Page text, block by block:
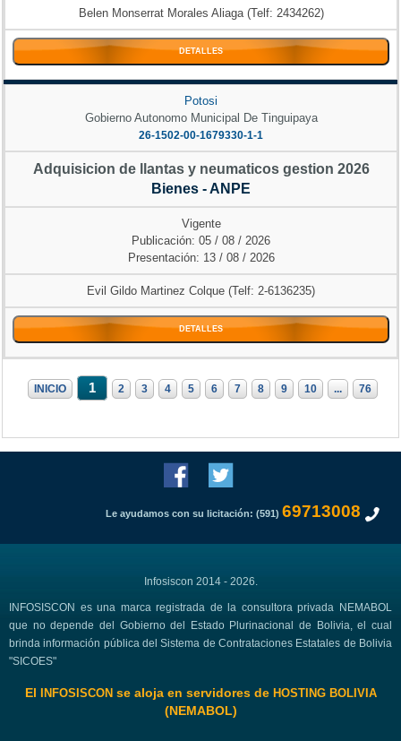
Belen Monserrat Morales Aliaga (Telf: 2434262)
DETALLES
Potosi
Gobierno Autonomo Municipal De Tinguipaya
26-1502-00-1679330-1-1
Adquisicion de llantas y neumaticos gestion 2026
Bienes - ANPE
Vigente
Publicación: 05 / 08 / 2026
Presentación: 13 / 08 / 2026
Evil Gildo Martinez Colque (Telf: 2-6136235)
DETALLES
INICIO 1 2 3 4 5 6 7 8 9 10 ... 76
Le ayudamos con su licitación: (591) 69713008
Infosiscon 2014 - 2026.
INFOSISCON es una marca registrada de la consultora privada NEMABOL
que no depende del Gobierno del Estado Plurinacional de Bolivia, el cual
brinda información pública del Sistema de Contrataciones Estatales de Bolivia
"SICOES"
El INFOSISCONse aloja en servidores de HOSTING BOLIVIA
(NEMABOL)